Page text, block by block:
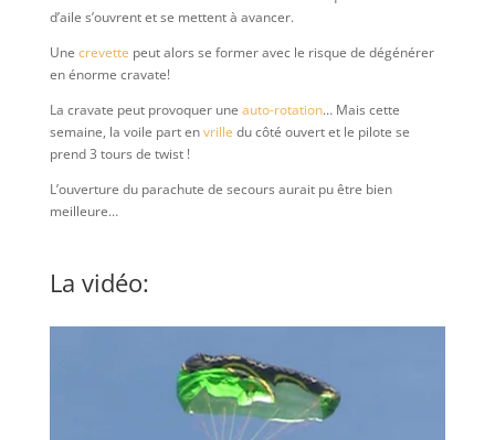
d’aile s’ouvrent et se mettent à avancer.
Une crevette peut alors se former avec le risque de dégénérer
en énorme cravate!
La cravate peut provoquer une auto-rotation… Mais cette
semaine, la voile part envrille du côté ouvert et le pilote se
prend 3 tours de twist !
L’ouverture du parachute de secours aurait pu être bien
meilleure…
La vidéo: